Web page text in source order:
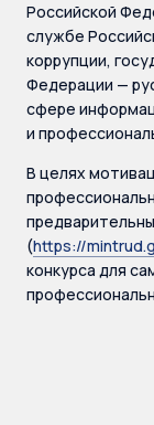
Российской
службе
коррупции,
Федерации —
сфере
и
В целях
(https://
конкурса для